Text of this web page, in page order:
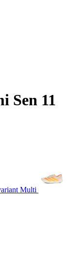
Sen 11
Multi